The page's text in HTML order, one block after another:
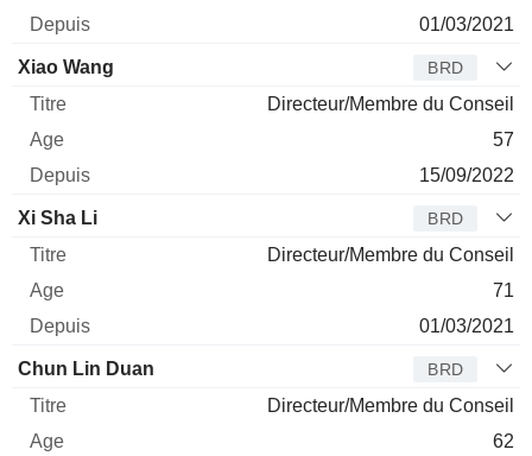
01/03/2021
Xiao Wang BRD
Directeur/Membre du Conseil
57
15/09/2022
Xi Sha Li BRD
Directeur/Membre du Conseil
71
01/03/2021
Chun Lin Duan BRD
Directeur/Membre du Conseil
62